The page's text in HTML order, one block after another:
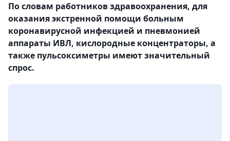
По словам работников здравоохранения, для
оказания экстренной помощи больным
коронавирусной инфекцией и пневмонией
аппараты ИВЛ, кислородные концентраторы, а
также пульсоксиметры имеют значительный
спрос.